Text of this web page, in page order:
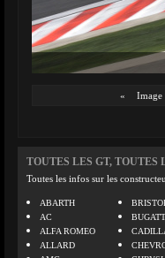
« Image
TOUTES LES GT, TOUTES
Toutes les infos sur les
ABARTH
AC
ALFA ROMEO
ALLARD